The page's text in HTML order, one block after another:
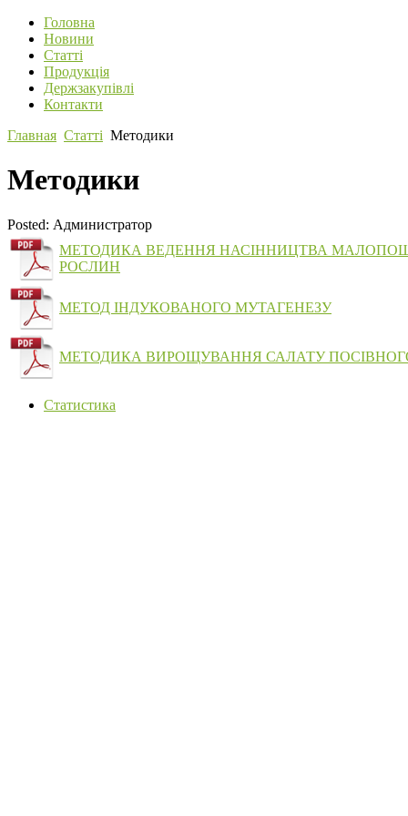
Головна
Новини
Статті
Продукція
Держзакупівлі
Контакти
Главная Статті Методики
Методики
Posted: Администратор
МЕТОДИКА ВЕДЕННЯ НАСІННИЦТВА
РОСЛИН
МЕТОД ІНДУКОВАНОГО МУТАГЕНЕЗУ
МЕТОДИКА ВИРОЩУВАННЯ САЛАТУ
Статистика